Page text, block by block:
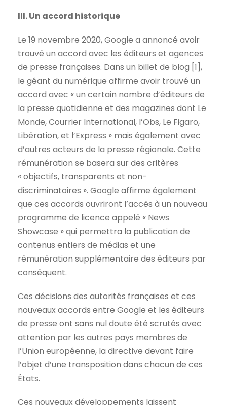
III. Un accord historique
Le 19 novembre 2020, Google a annoncé avoir
trouvé un accord avec les éditeurs et agences
de presse françaises. Dans un billet de blog [1],
le géant du numérique affirme avoir trouvé un
accord avec « un certain nombre d’éditeurs de
la presse quotidienne et des magazines dont Le
Monde, Courrier International, l’Obs, Le Figaro,
Libération, et l’Express » mais également avec
d’autres acteurs de la presse régionale. Cette
rémunération se basera sur des critères
« objectifs, transparents et non-
discriminatoires ». Google affirme également
que ces accords ouvriront l’accès à un nouveau
programme de licence appelé « News
Showcase » qui permettra la publication de
contenus entiers de médias et une
rémunération supplémentaire des éditeurs par
conséquent.
Ces décisions des autorités françaises et ces
nouveaux accords entre Google et les éditeurs
de presse ont sans nul doute été scrutés avec
attention par les autres pays membres de
l’Union européenne, la directive devant faire
l’objet d’une transposition dans chacun de ces
États.
Ces nouveaux développements laissent